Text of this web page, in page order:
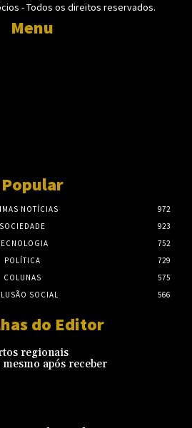
- Todos os direitos reservados.
Menu
Popular
NOTÍCIAS
972
SOCIEDADE
923
752
POLÍTICA
729
COLUNAS
575
SOCIAL
566
do Editor
regionais
após receber